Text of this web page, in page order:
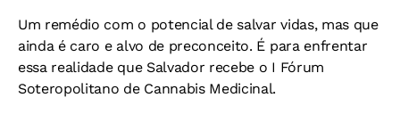
Um remédio com o potencial de salvar vidas, mas que
ainda é caro e alvo de preconceito. É para enfrentar
essa realidade que Salvador recebe o I Fórum
Soteropolitano de Cannabis Medicinal.